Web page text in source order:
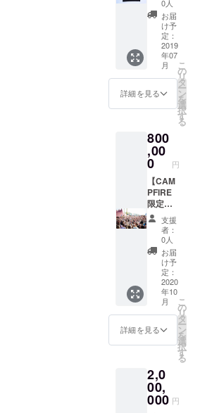
48 24
【品質
表示】
・綿
100%
・手洗
い可
67
48
41 22
M
69
50
45 23
L
71
表示】
・綿
100%
・手洗
い可
ヴィス
写真集
「NO
PICTUR
E!」、
ジャ
コ・パ
ストリ
O」など
多くの
ジャズ
ミュー
ジシャ
ンを撮
影。マ
イルス
に最も
近づい
たフォ
トグラ
ファー
http://w
hisper.c
o.jp
【サイ
身丈 身
幅 肩幅
袖丈
S
氏：マ
イル
ス・
ディ
ヴィス
写真集
「NO
PICTUR
E!」、
ジャ
ストリ
アス写
真集
「JAC
O」など
多くの
ジャズ
ミュー
ジシャ
ンを撮
影。
http://w
hisper.c
o.jp
【サイ
ズ】
（cm）
サイズ
身丈 身
幅 肩幅
S
67
48
41 22
。
http://w
hisper.c
o.jp
【サイ
ズ】
（cm）
サイズ
身丈 身
幅 肩幅
S
67
48
41 22
M
69
50
45 23
L
71
53
48 24
【品質
表示】
・綿
100%
・手洗
い可
PICTUR
E!」、
ジャ
コ・パ
ストリ
アス写
真集
「JAC
O」など
多くの
ミュー
ジシャ
ンを撮
影。マ
イルス
に最も
近づい
たフォ
トグラ
ファー
。
http://w
hisper.c
o.jp
【サイ
ズ】
（cm）
サイズ
身丈 身
幅 肩幅
S
67
48
41 22
です。
完全日
本企
画・日
本製。
MADE
。 ジャ
ズ写真
山繁
氏：マ
イル
ス・
ディ
ヴィス
写真集
「NO
PICTUR
E!」、
ジャ
コ・パ
ストリ
アス写
真集
「JAC
O」など
ジャズ
ミュー
ンを撮
影。
http://w
hisper.c
らない
商品で
す。夏
フェス
から
JAZZラ
イヴ観
ファッ
ション&
には必
ず手に
して頂
きたい
『JAZZ
ADDIC
T』シ
リーズ
です。
完全日
本企
画・日
本製。
MADE
JAPAN
ズ写真
家・内
イル
ス・
ディ
く使い
回しの
効く商
品で
す。 ボ
タンに
は高級
る
「シェ
ボタ
ン）」
を使
れい目
な綿ブ
ロード
生地と
相性の
良い綺
麗なボ
タンで
好印象
を与え
ます。
左胸に
WATER
FALLの
ク「レ
コード
ワッペ
度を兼
ね備
え、カ
ジュア
ルとビ
ジネス
どちら
にも使
えるこ
のライ
ブなど
も楽し
みたい
方に
とっ
て、こ
の上な
く使い
回しの
効く商
品で
す。 ボ
タンに
は高級
感のあ
る
「シェ
ン）」
を使
用。 き
れい目
も快適
に過ご
せる実
用性の
高い商
品。 き
め細か
い国産
が汗を
吸収
し、更
に通気
性を確
保。耐
久性に
優れ、
国内縫
製の強
みであ
る縫製
強度は
ライブ
でも安
心して
楽しむ
ことが
は高級
感のあ
る「猫
目シェ
ビー
M / Lサ
イズ
WATER
FALLオ
リジナ
ル メ
ンズ
綿カノ
コ素材
FALLオ
リジナ
ル商
品。熱
気ある
ライブ
会場や
仕事着
として
も快適
に過ご
せる実
用性の
高い商
品。 き
め細か
い国産
生地の
「綿カ
ノコ」
吸収
し、更
に通気
性を確
0人
お届
け予
定：
2019
年07
月
詳細を見る
こ
の
リ
タ
ー
ン
を
選
択
す
る
800
,00
0 円
【CAM
PFIRE
限定大
幅特別
価格】
通常
1,000,0
00円
→800,0
00円
（消費
税込）
【WATE
RFALL
半分主
催、
秋フェ
ス
（ジャ
ズフェ
支援
者：
0人
お届
け予
定：
2020
年10
月
詳細を見る
こ
の
リ
タ
ー
ン
を
選
択
す
る
2,0
00,
000 円